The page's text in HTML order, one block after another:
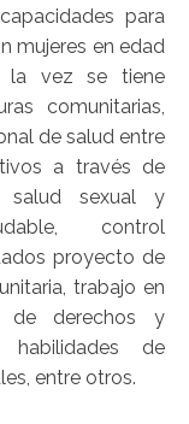
para
mujeres en edad
la vez se tiene
comunitarias,
de salud entre
a través de
salud sexual y
control
proyecto de
trabajo en
de derechos y
habilidades de
entre otros.